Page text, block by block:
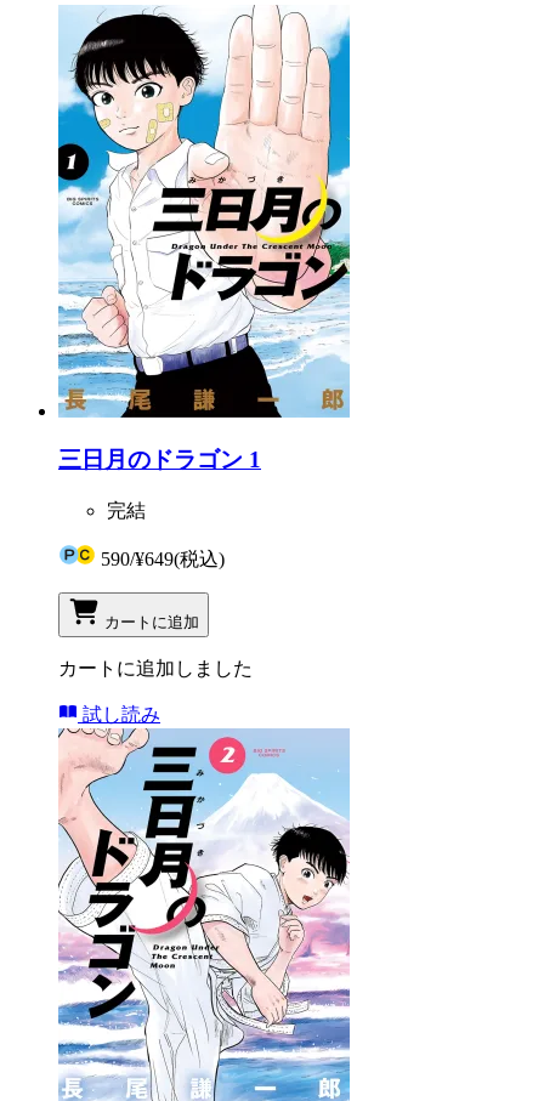
三日月のドラゴン 1
完結
590/¥649(税込)
カートに追加
カートに追加しました
試し読み